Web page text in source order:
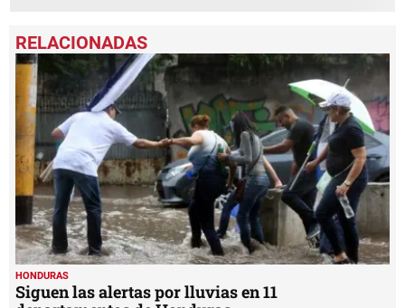
HONDURAS
Siguen las alertas por lluvias en 11
departamentos de Honduras